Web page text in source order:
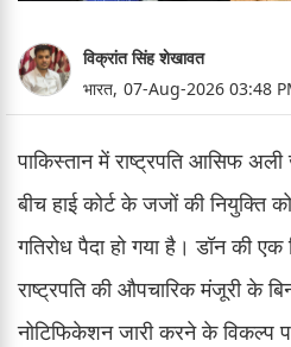
विक्रांत सिंह शेखावत
भारत, 07-Aug-2026 03:48
पाकिस्तान में राष्ट्रपति आसिफ
बीच हाई कोर्ट के जजों की नियुक्ति
गतिरोध पैदा हो गया है। डॉन की
राष्ट्रपति की औपचारिक मंजूरी के
नोटिफिकेशन जारी करने के विकल्प